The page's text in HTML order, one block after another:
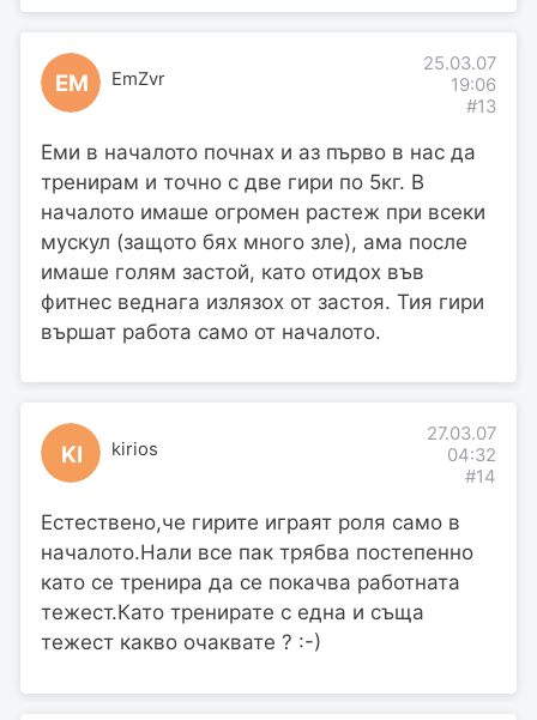
EM EmZvr
25.03.07
19:06
#13
Еми в началото почнах и аз първо в нас да
тренирам и точно с две гири по 5кг. В
началото имаше огромен растеж при всеки
мускул (защото бях много зле), ама после
имаше голям застой, като отидох във
фитнес веднага излязох от застоя. Тия гири
вършат работа само от началото.
KI kirios
27.03.07
04:32
#14
Естествено,че гирите играят роля само в
началото.Нали все пак трябва постепенно
като се тренира да се покачва работната
тежест.Като тренирате с една и съща
тежест какво очаквате ? :-)